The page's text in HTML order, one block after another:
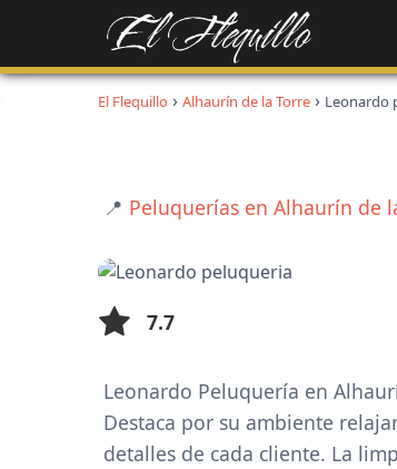
El Flequillo Alhaurín de la Torre Leonardo
📍 Peluquerías en Alhaurín de
7.7
Leonardo Peluquería en
Destaca por su ambiente
detalles de cada cliente. La